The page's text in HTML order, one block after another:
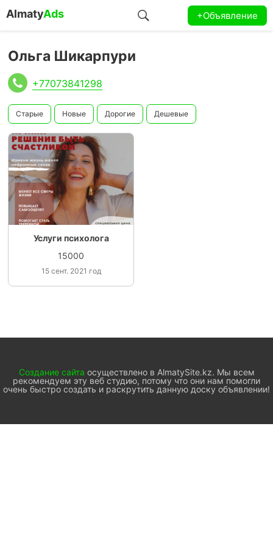
AlmatyAds +Объявление
Ольга Шикарпури
+77073841298
Старые Новые Дорогие Дешевые
Услуги психолога
15000
15 сент. 2021 год
Создание сайта осуществлено в AlmatySite.kz. Мы всем
рекомендуем эту веб студию, потому что они нам помогли
очень быстро создать и раскрутить данную доску объявлении!